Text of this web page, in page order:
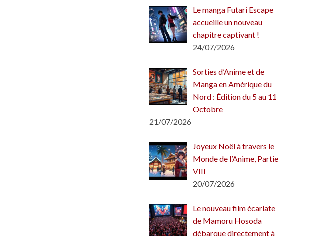
Le manga Futari Escape
accueille un nouveau
chapitre captivant !
24/07/2026
Sorties d’Anime et de
Manga en Amérique du
Nord : Édition du 5 au 11
Octobre
21/07/2026
Joyeux Noël à travers le
Monde de l’Anime, Partie
VIII
20/07/2026
Le nouveau film écarlate
de Mamoru Hosoda
débarque directement à